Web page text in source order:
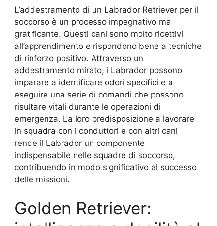
L’addestramento di un Labrador Retriever per il
soccorso è un processo impegnativo ma
gratificante. Questi cani sono molto ricettivi
all’apprendimento e rispondono bene a tecniche
di rinforzo positivo. Attraverso un
addestramento mirato, i Labrador possono
imparare a identificare odori specifici e a
eseguire una serie di comandi che possono
risultare vitali durante le operazioni di
emergenza. La loro predisposizione a lavorare
in squadra con i conduttori e con altri cani
rende il Labrador un componente
indispensabile nelle squadre di soccorso,
contribuendo in modo significativo al successo
delle missioni.
Golden Retriever: